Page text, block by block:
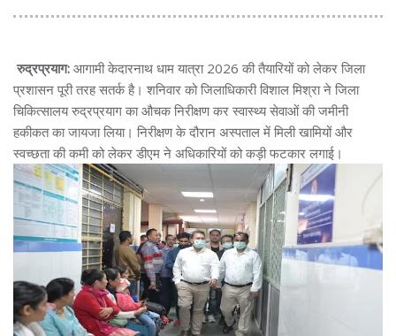
रुद्रप्रयाग: आगामी केदारनाथ धाम यात्रा 2026 की तैयारियों को लेकर जिला
प्रशासन पूरी तरह सतर्क है। शनिवार को जिलाधिकारी विशाल मिश्रा ने जिला
चिकित्सालय रुद्रप्रयाग का औचक निरीक्षण कर स्वास्थ्य सेवाओं की जमीनी
हकीकत का जायजा लिया। निरीक्षण के दौरान अस्पताल में मिली खामियों और
स्वच्छता की कमी को लेकर डीएम ने अधिकारियों को कड़ी फटकार लगाई।